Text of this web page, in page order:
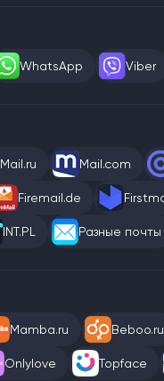
WhatsApp Viber
Mail.ru Mail.com
Firemail.de
INT.PL Разные почты
Mamba.ru Beboo.ru
Onlylove Topface